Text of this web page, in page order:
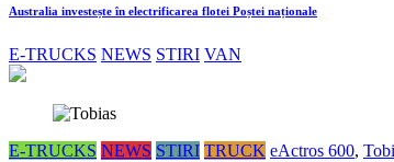
Australia investește în electrificarea flotei Poștei naționale
E-TRUCKS NEWS STIRI VAN
E-TRUCKS NEWS STIRI TRUCK eActros 600,